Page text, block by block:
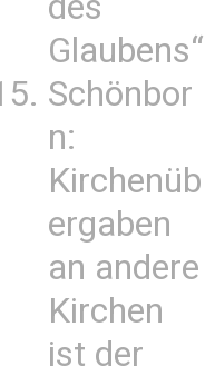
Glaubens“
Schönbor
n:
Kirchenüb
ergaben
an andere
Kirchen
ist der